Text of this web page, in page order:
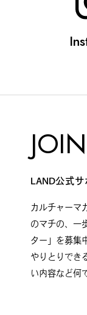
LAND公式
カルチャーマ
のマチの、一
ター」を募集
やりとりでき
い内容など何